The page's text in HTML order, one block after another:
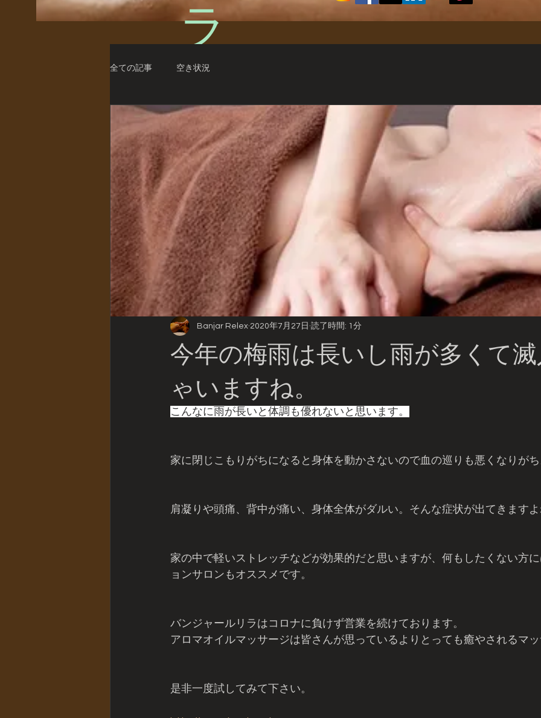
ラ
全ての記事 空き状況
今年の梅雨は長いし雨が多くて
ゃいますね。
Banjar Relex 2020年7月27日 読了時間: 1分
こんなに雨が長いと体調も優れないと思います。
家に閉じこもりがちになると身体を動かさないので血の巡りも悪くなりが
肩凝りや頭痛、背中が痛い、身体全体がダルい。そんな症状が出てきます
家の中で軽いストレッチなどが効果的だと思いますが、何もしたくない方
ョンサロンもオススメです。
バンジャールリラはコロナに負けず営業を続けております。
アロマオイルマッサージは皆さんが思っているよりとっても癒やされるマ
是非一度試してみて下さい。